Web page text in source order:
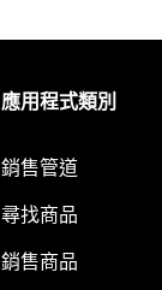
應用程式類別
銷售管道
尋找商品
銷售商品